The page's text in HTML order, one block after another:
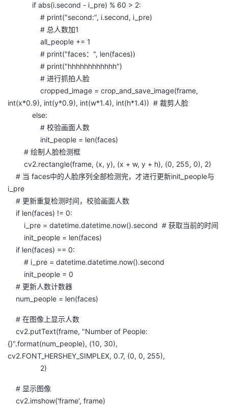
if abs(i.second - i_pre) % 60 > 2:
# print("second:", i.second, i_pre)
# 总人数加1
all_people += 1
# print("faces：", len(faces))
# print("hhhhhhhhhhhh")
# 进行抓拍人脸
cropped_image = crop_and_save_image(frame,
int(x*0.9), int(y*0.9), int(w*1.4), int(h*1.4)) # 裁剪人脸
else:
# 校验画面人数
init_people = len(faces)
# 绘制人脸检测框
cv2.rectangle(frame, (x, y), (x + w, y + h), (0, 255, 0), 2)
# 当 faces中的人脸序列全部检测完，才进行更新init_people与
i_pre
# 更新重复检测时间，校验画面人数
if len(faces) != 0:
i_pre = datetime.datetime.now().second # 获取当前的时间
init_people = len(faces)
if len(faces) == 0:
# i_pre = datetime.datetime.now().second
init_people = 0
# 更新人数计数器
num_people = len(faces)
# 在图像上显示人数
cv2.putText(frame, "Number of People:
{}".format(num_people), (10, 30),
cv2.FONT_HERSHEY_SIMPLEX, 0.7, (0, 0, 255),
2)
# 显示图像
cv2.imshow('frame', frame)